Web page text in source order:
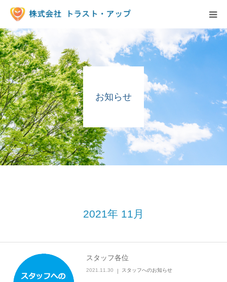
お知らせ
2021年 11月
スタッフ各位
2021.11.30 スタッフへのお知らせ
事業内容
派遣の求人情報
お知らせ
保育園様へ
会社概要